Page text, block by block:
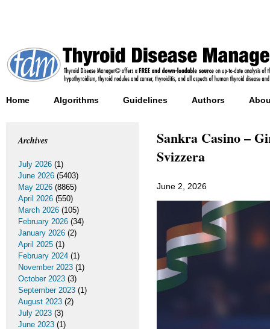
Home Algorithms Guidelines Authors
Sankra Casino –
Svizzera
June 2, 2026
Archives
July 2026 (1)
June 2026 (5403)
May 2026 (8865)
April 2026 (550)
March 2026 (105)
February 2026 (34)
January 2026 (2)
April 2025 (1)
February 2024 (1)
November 2023 (1)
October 2023 (3)
September 2023 (1)
August 2023 (2)
July 2023 (3)
June 2023 (1)